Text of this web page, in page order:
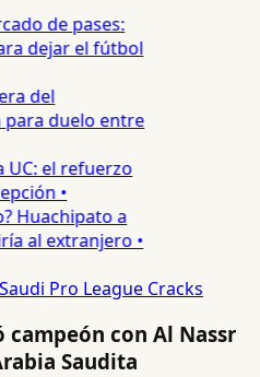
de pases:
dejar el fútbol
del
duelo entre
el refuerzo
•
Huachipato a
al extranjero •
Saudi Pro League Cracks
con Al Nassr
Saudita